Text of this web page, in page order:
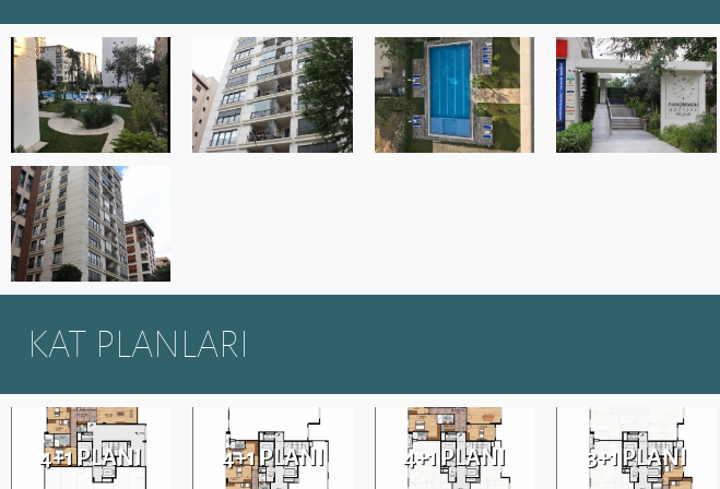
KAT PLANLARI
4+1 PLANI 4+1 PLANI 4+1 PLANI 3+1 PLANI